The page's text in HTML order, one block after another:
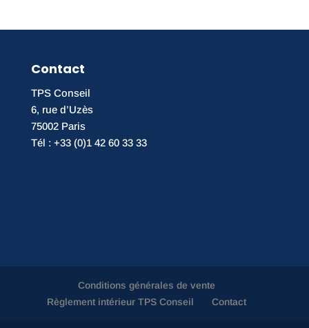
Contact
TPS Conseil
6, rue d’Uzès
75002 Paris
Tél : +33 (0)1 42 60 33 33
Conditions générales de vente
Règlement intérieur TPS Conseil
Contact